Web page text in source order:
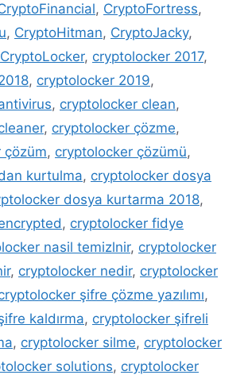
, CryptoFortress,
, CryptoHitman, CryptoJacky,
CryptoLocker, cryptolocker 2017,
, cryptolocker 2019,
, cryptolocker clean,
, cryptolocker çözme,
çözüm, cryptolocker çözümü,
kurtulma, cryptolocker dosya
dosya kurtarma 2018,
, cryptolocker fidye
nasil temizlnir, cryptolocker
, cryptolocker nedir, cryptolocker
şifre çözme yazılımı,
kaldırma, cryptolocker şifreli
, cryptolocker silme, cryptolocker
solutions, cryptolocker